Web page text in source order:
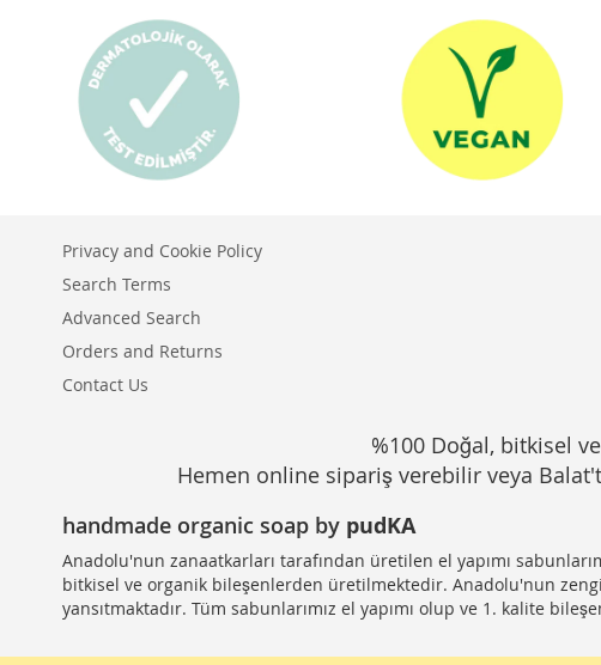
Privacy and Cookie Policy
Search Terms
Advanced Search
Orders and Returns
Contact Us
%100 Doğal, bitkisel
Hemen online sipariş verebilir veya
handmade organic soap by pudKA
Anadolu'nun zanaatkarları tarafından üretilen el yapımı
bitkisel ve organik bileşenlerden üretilmektedir. Anadolu'nun
yansıtmaktadır. Tüm sabunlarımız el yapımı olup ve 1. kalite